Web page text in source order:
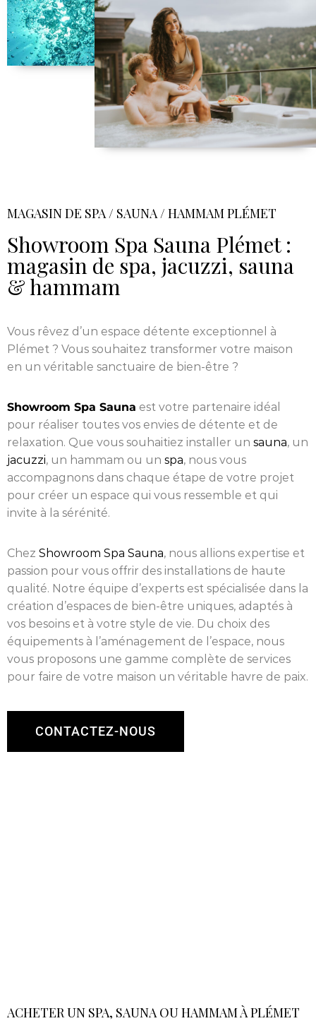
MAGASIN DE SPA / SAUNA / HAMMAM PLÉMET
Showroom Spa Sauna Plémet :
magasin de spa, jacuzzi, sauna
& hammam
Vous rêvez d’un espace détente exceptionnel à
Plémet ? Vous souhaitez transformer votre maison
en un véritable sanctuaire de bien-être ?
Showroom Spa Sauna est votre partenaire idéal
pour réaliser toutes vos envies de détente et de
relaxation. Que vous souhaitiez installer un sauna, un
jacuzzi, un hammam ou un spa, nous vous
accompagnons dans chaque étape de votre projet
pour créer un espace qui vous ressemble et qui
invite à la sérénité.
Chez Showroom Spa Sauna, nous allions expertise et
passion pour vous offrir des installations de haute
qualité. Notre équipe d’experts est spécialisée dans la
création d’espaces de bien-être uniques, adaptés à
vos besoins et à votre style de vie. Du choix des
équipements à l’aménagement de l’espace, nous
vous proposons une gamme complète de services
pour faire de votre maison un véritable havre de paix.
CONTACTEZ-NOUS
ACHETER UN SPA, SAUNA OU HAMMAM À PLÉMET